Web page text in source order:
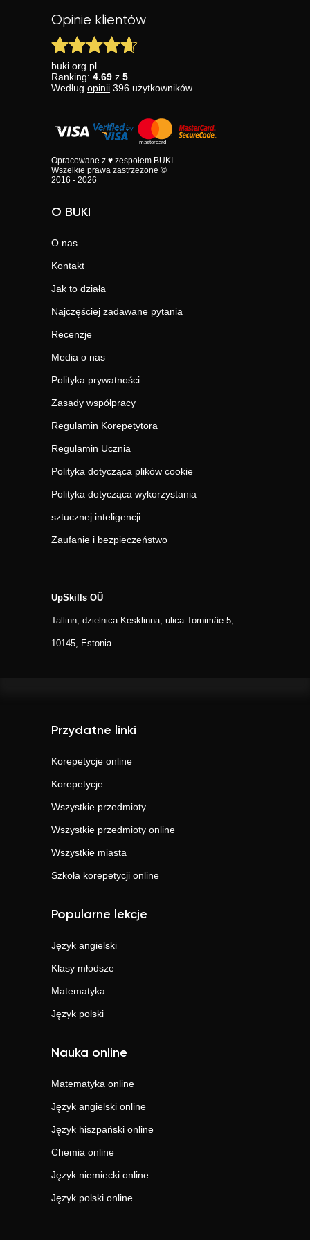
Opinie klientów
buki.org.pl
Ranking: 4.69 z 5
Według opinii 396 użytkowników
Opracowane z ♥ zespołem BUKI
Wszelkie prawa zastrzeżone ©
2016 - 2026
O BUKI
O nas
Kontakt
Jak to działa
Najczęściej zadawane pytania
Recenzje
Media o nas
Polityka prywatności
Zasady współpracy
Regulamin Korepetytora
Regulamin Ucznia
Polityka dotycząca plików cookie
Polityka dotycząca wykorzystania
sztucznej inteligencji
Zaufanie i bezpieczeństwo
UpSkills OÜ
Tallinn, dzielnica Kesklinna, ulica Tornimäe 5,
10145, Estonia
Przydatne linki
Korepetycje online
Korepetycje
Wszystkie przedmioty
Wszystkie przedmioty online
Wszystkie miasta
Szkoła korepetycji online
Popularne lekcje
Język angielski
Klasy młodsze
Matematyka
Język polski
Nauka online
Matematyka online
Język angielski online
Język hiszpański online
Chemia online
Język niemiecki online
Język polski online